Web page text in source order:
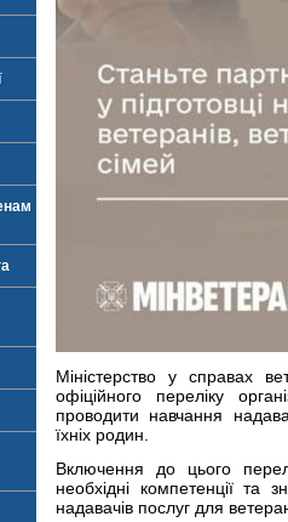
Міністерство у справах
офіційного переліку
проводити навчання
їхніх родин.
Включення до цього
необхідні компетенції та
надавачів послуг для